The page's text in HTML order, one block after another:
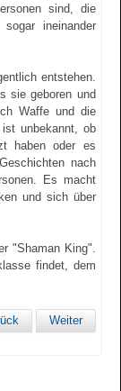
sind, die
ineinander
entstehen.
sie geboren und
Waffe und die
unbekannt, ob
haben oder es
nach
Es macht
und sich über
"Shaman King".
findet, dem
Weiter